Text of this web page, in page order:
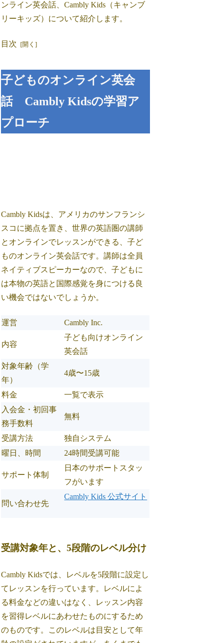
ンライン英会話、Cambly Kids（キャンブ
リーキッズ）について紹介します。
目次
子どものオンライン英会
話 Cambly Kidsの学習ア
プローチ
Cambly Kidsは、アメリカのサンフランシ
スコに拠点を置き、世界の英語圏の講師
とオンラインでレッスンができる、子ど
ものオンライン英会話です。講師は全員
ネイティブスピーカーなので、子どもに
は本物の英語と国際感覚を身につける良
い機会ではないでしょうか。
運営 Cambly Inc.
内容
子ども向けオンライン
英会話
対象年齢（学
年）
4歳〜15歳
料金
一覧で表示
入会金・初回事
務手数料
無料
受講方法
独自システム
曜日、時間
24時間受講可能
サポート体制
日本のサポートスタッ
フがいます
問い合わせ先
Cambly Kids 公式サイト
受講対象年と、5段階のレベル分け
Cambly Kidsでは、レベルを5段階に設定し
てレッスンを行っています。レベルによ
る料金などの違いはなく、レッスン内容
を習得レベルにあわせたものにするため
のものです。このレベルは目安として年